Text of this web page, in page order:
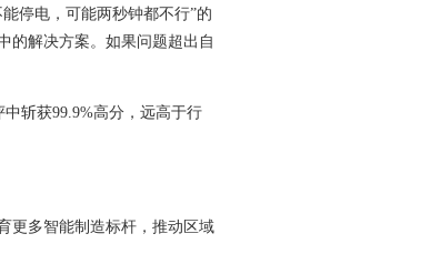
停电，可能两秒钟都不行”的
的解决方案。如果问题超出自
斩获99.9%高分，远高于行
更多智能制造标杆，推动区域